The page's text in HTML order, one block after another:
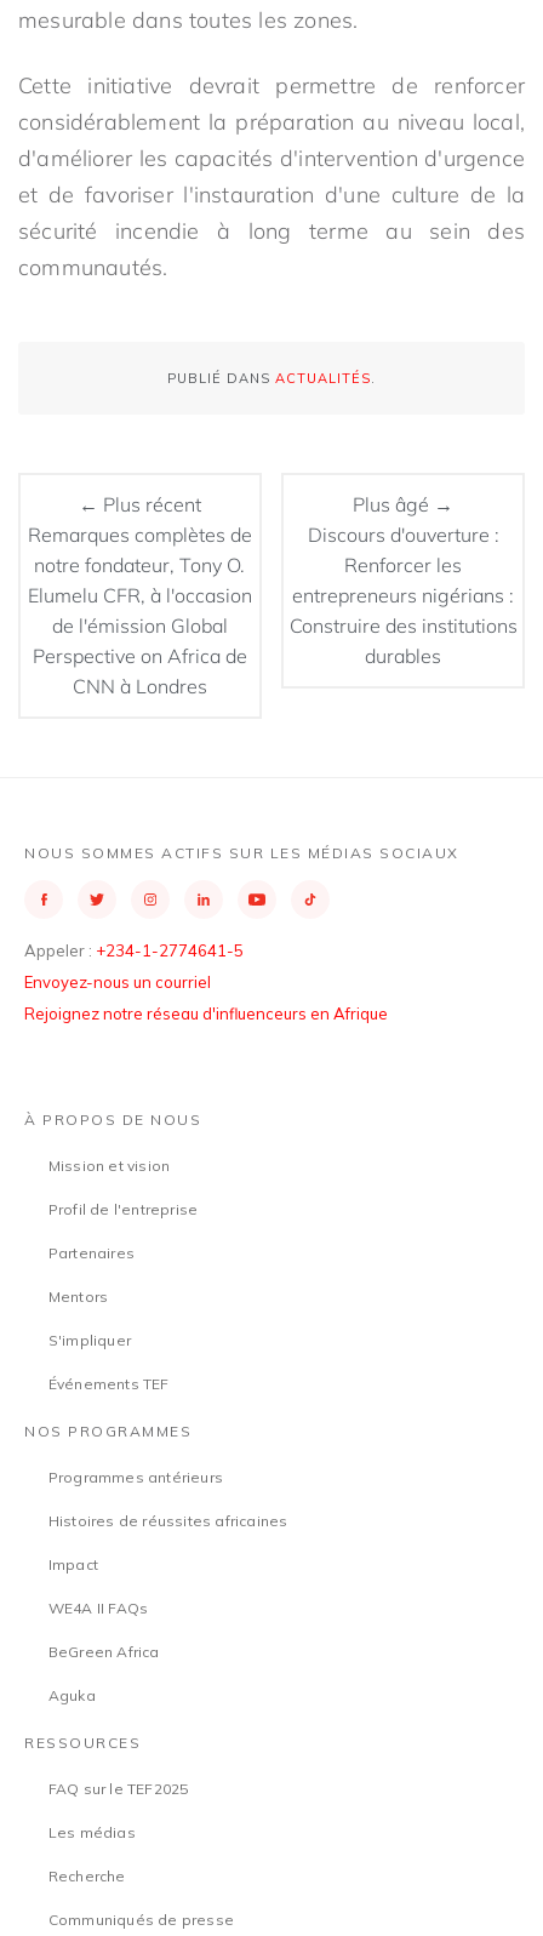
mesurable dans toutes les zones.
Cette initiative devrait permettre de renforcer
considérablement la préparation au niveau local,
d'améliorer les capacités d'intervention d'urgence
et de favoriser l'instauration d'une culture de la
sécurité incendie à long terme au sein des
communautés.
PUBLIÉ DANS ACTUALITÉS
← Plus récent
Remarques complètes de
notre fondateur, Tony O.
Elumelu CFR, à l'occasion
de l'émission Global
Perspective on Africa de
CNN à Londres
Plus âgé →
Discours d'ouverture :
Renforcer les
entrepreneurs nigérians :
Construire des institutions
durables
NOUS SOMMES ACTIFS SUR LES MÉDIAS SOCIAUX
Appeler : +234-1-2774641-5
Envoyez-nous un courriel
Rejoignez notre réseau d'influenceurs en Afrique
À PROPOS DE NOUS
Mission et vision
Profil de l'entreprise
Partenaires
Mentors
S'impliquer
Événements TEF
NOS PROGRAMMES
Programmes antérieurs
Histoires de réussites africaines
Impact
WE4A II FAQs
BeGreen Africa
Aguka
RESSOURCES
FAQ sur le TEF2025
Les médias
Recherche
Communiqués de presse